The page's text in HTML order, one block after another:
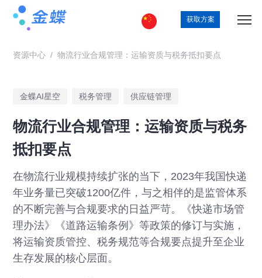
获取方案
资源中心 / 物流行业合规管理：运输资质与税务抵扣要点
金蝶AI星空 税务管理 供应链管理
物流行业合规管理：运输资质与税务
抵扣要点
在物流行业规模持续扩张的当下，2023年我国快递
年业务量已突破1200亿件，与之相伴的是监管体系
的不断完善与合规要求的日益严苛。《快递市场管
理办法》《道路运输条例》等政策的修订与实施，
将运输资质管控、税务规范等合规要点提升至企业
生存发展的核心层面。